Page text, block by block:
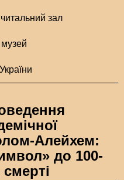
зал
музей
Алейхем:
до 100-